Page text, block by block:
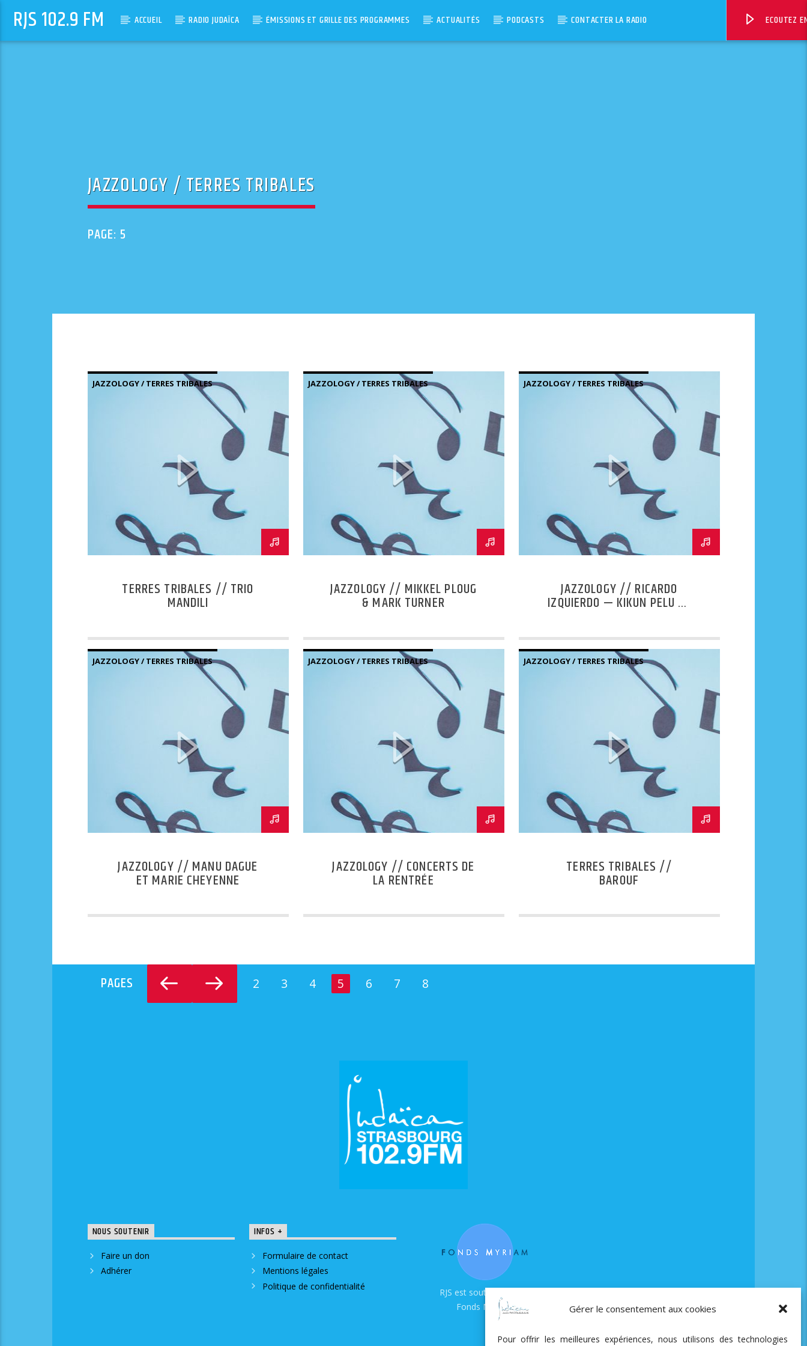
Gérer le consentement aux cookies
Pour offrir les meilleures expériences, nous utilisons des technologies
RJS 102.9 FM ACCUEIL RADIO JUDAÏCA ÉMISSIONS ET GRILLE DES PROGRAMMES ACTUALITÉS PODCASTS CONTACTER LA RADIO ECOUTEZ
JAZZOLOGY / TERRES TRIBALES
PAGE: 5
JAZZOLOGY / TERRES TRIBALES
TERRES TRIBALES // TRIO
MANDILI
JAZZOLOGY / TERRES TRIBALES
JAZZOLOGY // MIKKEL PLOUG
& MARK TURNER
JAZZOLOGY / TERRES TRIBALES
JAZZOLOGY // RICARDO
IZQUIERDO — KIKUN PELU MI
JAZZOLOGY / TERRES TRIBALES
JAZZOLOGY // MANU DAGUE
ET MARIE CHEYENNE
JAZZOLOGY / TERRES TRIBALES
JAZZOLOGY // CONCERTS DE
LA RENTRÉE
JAZZOLOGY / TERRES TRIBALES
TERRES TRIBALES //
BAROUF
PAGES 2 3 4 5 6 7 8
NOUS SOUTENIR
Faire un don
Adhérer
INFOS +
Formulaire de contact
Mentions légales
Politique de confidentialité
RJS est soutenue par le
Fonds Myriam